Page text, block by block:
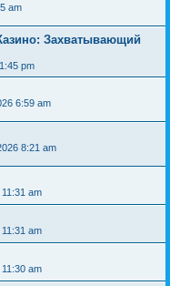
am
Захватывающий
pm
6:59 am
8:21 am
am
am
am